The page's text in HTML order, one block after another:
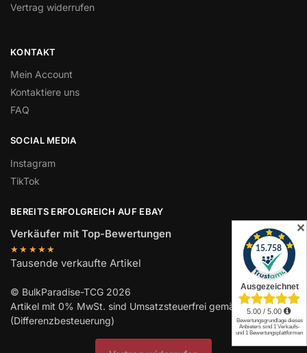
Vertrag widerrufen
KONTAKT
Mein Account
Kontaktiere uns
FAQ
SOCIAL MEDIA
Instagram
TikTok
BEREITS ERFOLGREICH AUF EBAY
Verkäufer mit Top-Bewertungen
★★★★★
Tausende verkaufte Artikel
© BulkParadise-TCG 2026
Artikel mit 0% MwSt. sind Umsatzsteuerfrei gemäß UStG §25a
(Differenzbesteuerung)
✕